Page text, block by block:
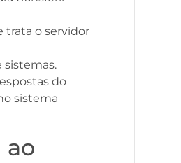
trata o servidor
sistemas.
do
sistema
ao